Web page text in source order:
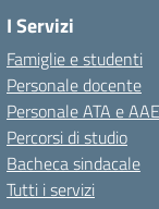
I Servizi
Famiglie e studenti
Personale docente
Personale ATA e
Percorsi di studio
Bacheca sindacale
Tutti i servizi